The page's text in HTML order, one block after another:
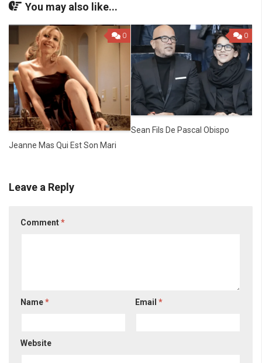
You may also like...
0
Jeanne Mas Qui Est Son Mari
0
Sean Fils De Pascal Obispo
Leave a Reply
Comment*
Name* Email*
Website